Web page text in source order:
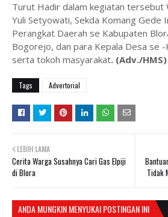
Turut Hadir dalam kegiatan tersebut
Yuli Setyowati, Sekda Komang Gede
Perangkat Daerah se Kabupaten
Bogorejo, dan para Kepala Desa se
serta tokoh masyarakat. (Adv./HMS)
Tags Advertorial
Tidak
LEBIH LAMA
Cerita Warga Susahnya Cari Gas Elpiji
di Blora
ANDA MUNGKIN MENYUKAI POSTINGAN INI